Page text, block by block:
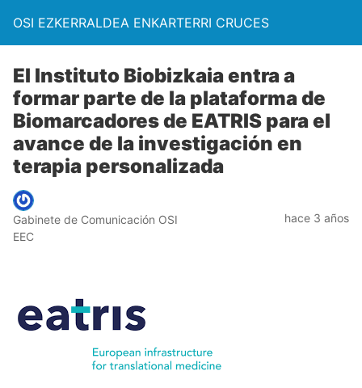
OSI EZKERRALDEA ENKARTERRI CRUCES
El Instituto Biobizkaia entra a
formar parte de la plataforma de
Biomarcadores de EATRIS para el
avance de la investigación en
terapia personalizada
Gabinete de Comunicación OSI
EEC
hace 3 años